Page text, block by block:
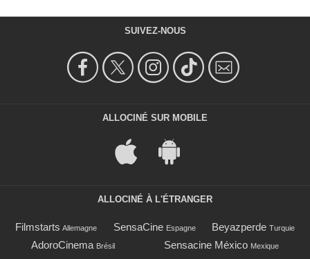
SUIVEZ-NOUS
ALLOCINÉ SUR MOBILE
ALLOCINÉ À L'ÉTRANGER
Filmstarts Allemagne SensaCine Espagne Beyazperde Turquie
AdoroCinema Brésil Sensacine México Mexique